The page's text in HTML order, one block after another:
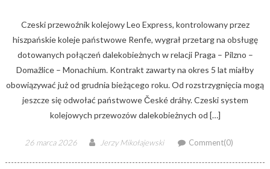
Czeski przewoźnik kolejowy Leo Express, kontrolowany przez
hiszpańskie koleje państwowe Renfe, wygrał przetarg na obsługę
dotowanych połączeń dalekobieżnych w relacji Praga – Pilzno –
Domažlice – Monachium. Kontrakt zawarty na okres 5 lat miałby
obowiązywać już od grudnia bieżącego roku. Od rozstrzygnięcia mogą
jeszcze się odwołać państwowe České dráhy. Czeski system
kolejowych przewozów dalekobieżnych od […]
Posted
26 marca 2026 Author
Jerzy Mikołajewski Comment(0)